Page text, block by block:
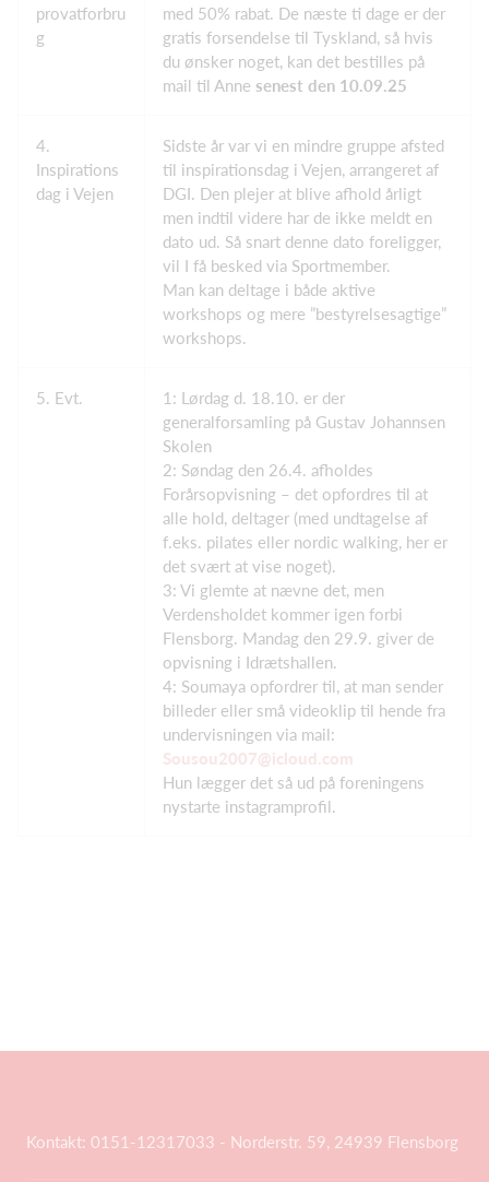
provatforbru
g
med 50% rabat. De næste ti dage er der
gratis forsendelse til Tyskland, så hvis
du ønsker noget, kan det bestilles på
mail til Anne senest den 10.09.25
4.
Inspirations
dag i Vejen
Sidste år var vi en mindre gruppe afsted
til inspirationsdag i Vejen, arrangeret af
DGI. Den plejer at blive afhold årligt
men indtil videre har de ikke meldt en
dato ud. Så snart denne dato foreligger,
vil I få besked via Sportmember.
Man kan deltage i både aktive
workshops og mere ”bestyrelsesagtige”
workshops.
5. Evt.
1: Lørdag d. 18.10. er der
generalforsamling på Gustav Johannsen
Skolen
2: Søndag den 26.4. afholdes
Forårsopvisning – det opfordres til at
alle hold, deltager (med undtagelse af
f.eks. pilates eller nordic walking, her er
det svært at vise noget).
3: Vi glemte at nævne det, men
Verdensholdet kommer igen forbi
Flensborg. Mandag den 29.9. giver de
opvisning i Idrætshallen.
4: Soumaya opfordrer til, at man sender
billeder eller små videoklip til hende fra
undervisningen via mail:
Sousou2007@icloud.com
Hun lægger det så ud på foreningens
nystarte instagramprofil.
Kontakt: 0151-12317033 - Norderstr. 59, 24939 Flensborg